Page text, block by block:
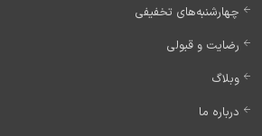
چهارشنبه‌های تخفیفی
رضایت و قبولی
وبلاگ
درباره ما